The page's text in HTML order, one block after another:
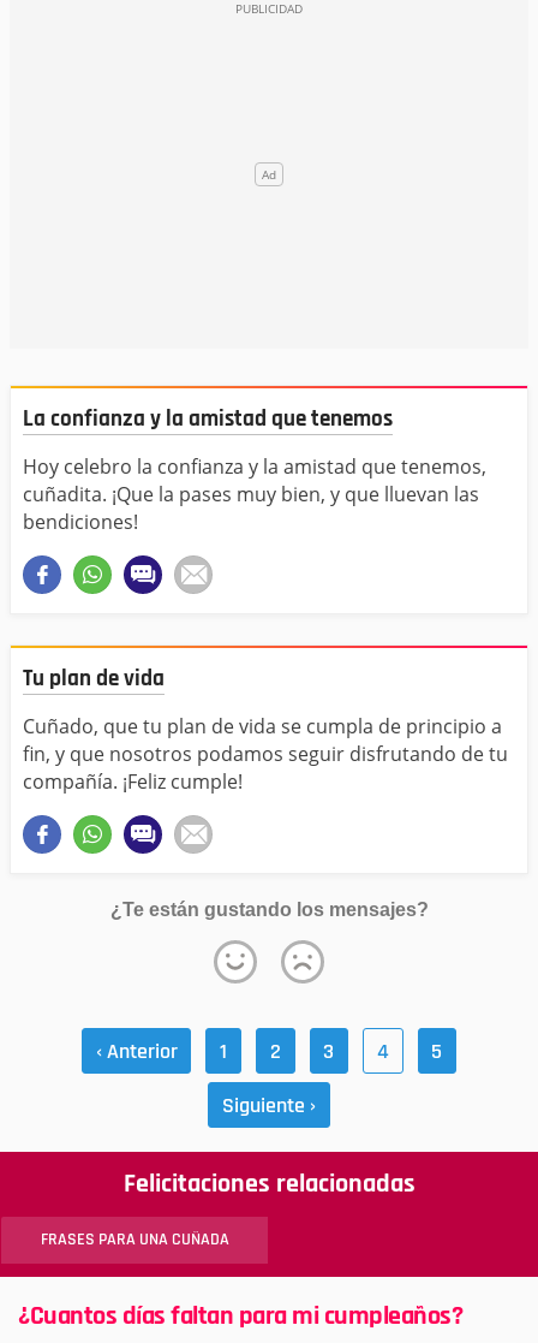
La confianza y la amistad que tenemos
Hoy celebro la confianza y la amistad que tenemos,
cuñadita. ¡Que la pases muy bien, y que lluevan las
bendiciones!
Tu plan de vida
Cuñado, que tu plan de vida se cumpla de principio a
fin, y que nosotros podamos seguir disfrutando de tu
compañía. ¡Feliz cumple!
¿Te están gustando los mensajes?
‹ Anterior 1 2 3 4
5
Siguiente ›
Felicitaciones relacionadas
FRASES PARA UNA CUÑADA
¿Cuantos días faltan para mi cumpleaños?